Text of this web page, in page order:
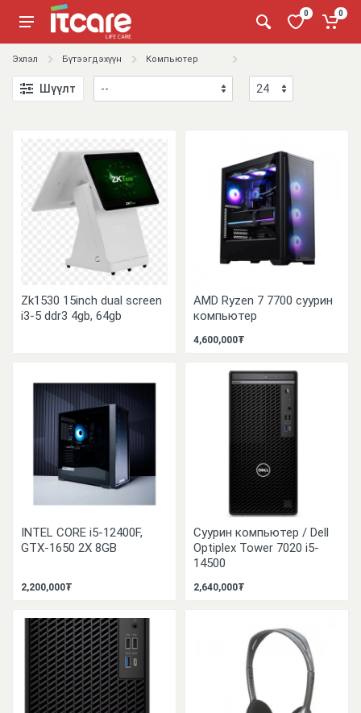
0 0
Эхлэл Бүтээгдэхүүн Компьютер
Шүүлт
Zk1530 15inch dual screen
i3-5 ddr3 4gb, 64gb
AMD Ryzen 7 7700 суурин
компьютер
4,600,000₮
INTEL CORE i5-12400F,
GTX-1650 2X 8GB
2,200,000₮
Суурин компьютер / Dell
Optiplex Tower 7020 i5-
14500
2,640,000₮